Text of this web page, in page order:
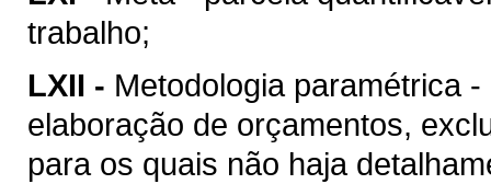
trabalho;
LXII - Metodologia paramétrica
elaboração de orçamentos,
para os quais não haja